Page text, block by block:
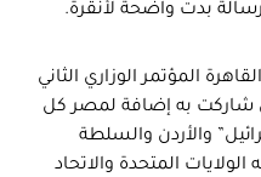
بدت واضحة لأنقرة.
المؤتمر الوزاري الثاني
شاركت به إضافة لمصر كل
والأردن والسلطة
المتحدة والاتحاد